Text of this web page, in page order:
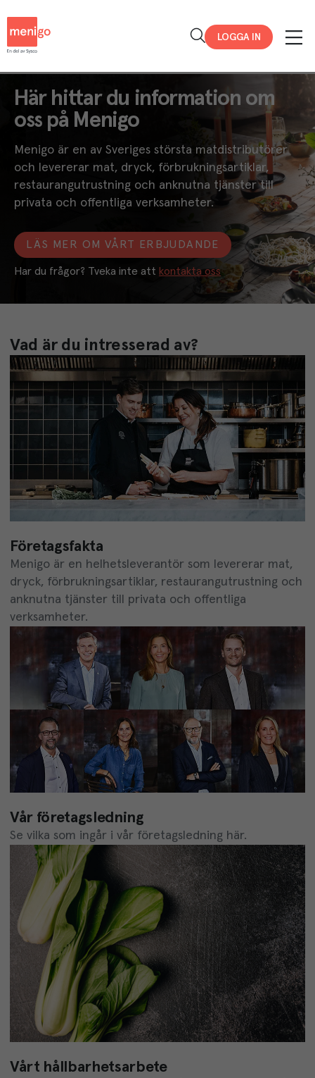
LOGGA IN
Här hittar du information om
oss på Menigo
Menigo är en av Sveriges största matdistributörer
och levererar mat, dryck, förbrukningsartiklar,
restaurangutrustning och anknutna tjänster till
privata och offentliga verksamheter.
LÄS MER OM VÅRT ERBJUDANDE
Har du frågor? Tveka inte att kontakta oss
Vad är du intresserad av?
Företagsfakta
Menigo är en helhetsleverantör som levererar mat,
dryck, förbrukningsartiklar, restaurangutrustning och
anknutna tjänster till privata och offentliga
verksamheter.
Vår företagsledning
Se vilka som ingår i vår företagsledning här.
Vårt hållbarhetsarbete